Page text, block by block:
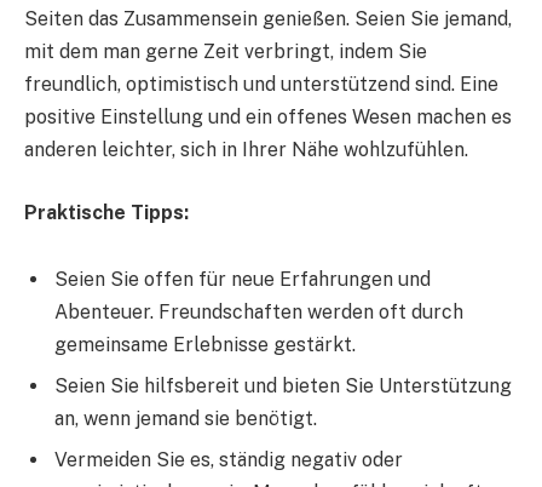
Seiten das Zusammensein genießen. Seien Sie jemand,
mit dem man gerne Zeit verbringt, indem Sie
freundlich, optimistisch und unterstützend sind. Eine
positive Einstellung und ein offenes Wesen machen es
anderen leichter, sich in Ihrer Nähe wohlzufühlen.
Praktische Tipps:
Seien Sie offen für neue Erfahrungen und
Abenteuer. Freundschaften werden oft durch
gemeinsame Erlebnisse gestärkt.
Seien Sie hilfsbereit und bieten Sie Unterstützung
an, wenn jemand sie benötigt.
Vermeiden Sie es, ständig negativ oder